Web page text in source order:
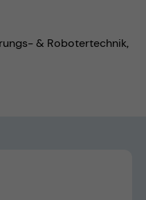
& Robotertechnik,